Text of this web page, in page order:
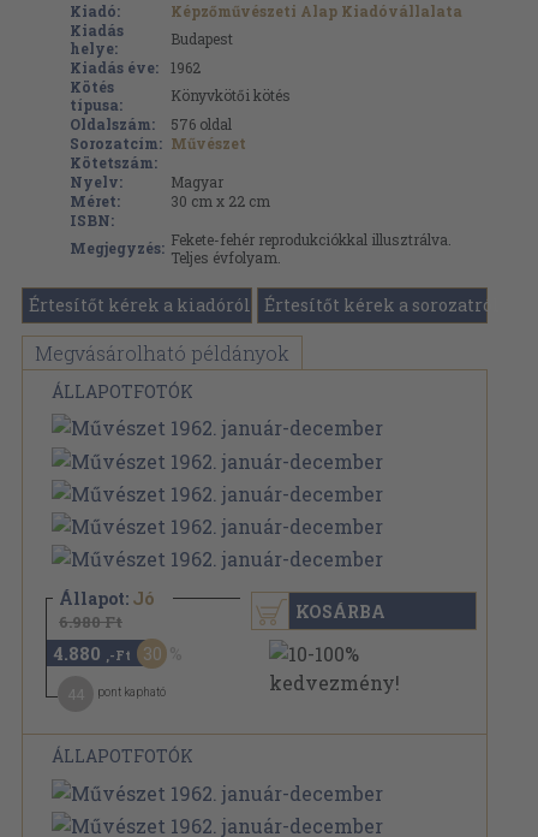
Kiadó:
Képzőművészeti Alap Kiadóvállalata
Kiadás
helye:
Budapest
Kiadás éve:
1962
Kötés
típusa:
Könyvkötői kötés
Oldalszám:
576 oldal
Sorozatcím: Művészet
Kötetszám:
Nyelv:
Magyar
Méret:
30 cm x 22 cm
ISBN:
Megjegyzés: Fekete-fehér reprodukciókkal illusztrálva.
Teljes évfolyam.
Értesítőt kérek a kiadóról Értesítőt kérek a sorozatról
Megvásárolható példányok
ÁLLAPOTFOTÓK
Állapot: Jó
6.980 Ft
4.880 ,-Ft 30
pont kapható
KOSÁRBA
ÁLLAPOTFOTÓK